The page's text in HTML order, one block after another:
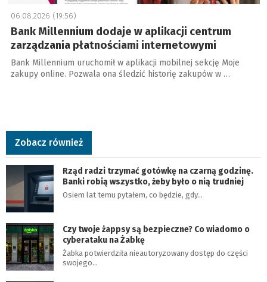
06.08.2026 (19:56)
Bank Millennium dodaje w aplikacji centrum
zarządzania płatnościami internetowymi
Bank Millennium uruchomił w aplikacji mobilnej sekcję Moje
zakupy online. Pozwala ona śledzić historię zakupów w …
Zobacz również
Rząd radzi trzymać gotówkę na czarną godzinę.
Banki robią wszystko, żeby było o nią trudniej
Osiem lat temu pytałem, co będzie, gdy…
Czy twoje żappsy są bezpieczne? Co wiadomo o
cyberataku na Żabkę
Żabka potwierdziła nieautoryzowany dostęp do części
swojego…